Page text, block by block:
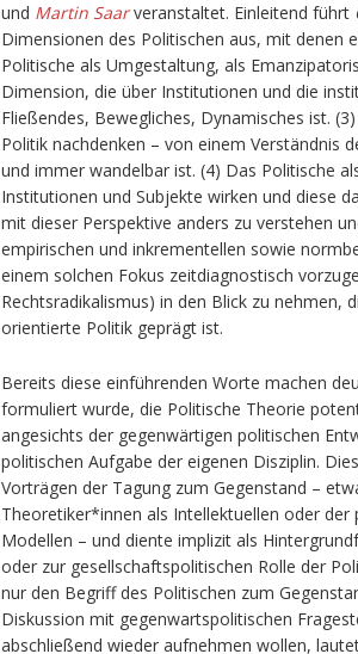
und Martin Saarveranstaltet. Einleitend führt
Dimensionen des Politischen aus, mit denen
Politische als Umgestaltung, als
Dimension, die über Institutionen und die
Fließendes, Bewegliches, Dynamisches ist.
Politik nachdenken – von einem Verständnis
und immer wandelbar ist. (4) Das Politische
Institutionen und Subjekte wirken und diese
mit dieser Perspektive anders zu verstehen
empirischen und inkrementellen sowie
einem solchen Fokus zeitdiagnostisch
Rechtsradikalismus) in den Blick zu nehmen,
orientierte Politik geprägt ist.
Bereits diese einführenden Worte machen
formuliert wurde, die Politische Theorie
angesichts der gegenwärtigen politischen
politischen Aufgabe der eigenen Disziplin.
Vorträgen der Tagung zum Gegenstand –
Theoretiker*innen als Intellektuellen oder
Modellen – und diente implizit als
oder zur gesellschaftspolitischen Rolle der
nur den Begriff des Politischen zum
Diskussion mit gegenwartspolitischen
abschließend wieder aufnehmen wollen,